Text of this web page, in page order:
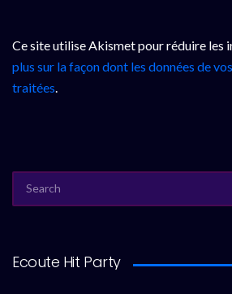
Ce site utilise Akismet pour réduire les
plus sur la façon dont les données de
traitées.
FOR:
Ecoute Hit Party